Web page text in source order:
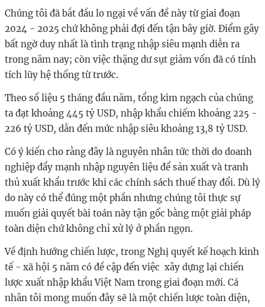
Chúng tôi đã bắt đầu lo ngại về vấn đề này từ giai đoạn
2024 - 2025 chứ không phải đợi đến tận bây giờ. Điểm gây
bất ngờ duy nhất là tình trạng nhập siêu mạnh diễn ra
trong năm nay; còn việc thặng dư sụt giảm vốn đã có tính
tích lũy hệ thống từ trước.
Theo số liệu 5 tháng đầu năm, tổng kim ngạch của chúng
ta đạt khoảng 445 tỷ USD, nhập khẩu chiếm khoảng 225 -
226 tỷ USD, dẫn đến mức nhập siêu khoảng 13,8 tỷ USD.
Có ý kiến cho rằng đây là nguyên nhân tức thời do doanh
nghiệp đẩy mạnh nhập nguyên liệu để sản xuất và tranh
thủ xuất khẩu trước khi các chính sách thuế thay đổi. Dù lý
do này có thể đúng một phần nhưng chúng tôi thực sự
muốn giải quyết bài toán này tận gốc bằng một giải pháp
toàn diện chứ không chỉ xử lý ở phần ngọn.
Về định hướng chiến lược, trong Nghị quyết kế hoạch kinh
tế - xã hội 5 năm có đề cập đến việc xây dựng lại chiến
lược xuất nhập khẩu Việt Nam trong giai đoạn mới. Cá
nhân tôi mong muốn đây sẽ là một chiến lược toàn diện,